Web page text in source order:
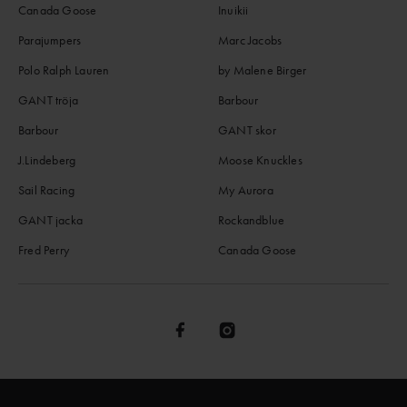
Canada Goose
Parajumpers
Polo Ralph Lauren
GANT tröja
Barbour
J.Lindeberg
Sail Racing
GANT jacka
Fred Perry
Inuikii
Marc Jacobs
by Malene Birger
Barbour
GANT skor
Moose Knuckles
My Aurora
Rockandblue
Canada Goose